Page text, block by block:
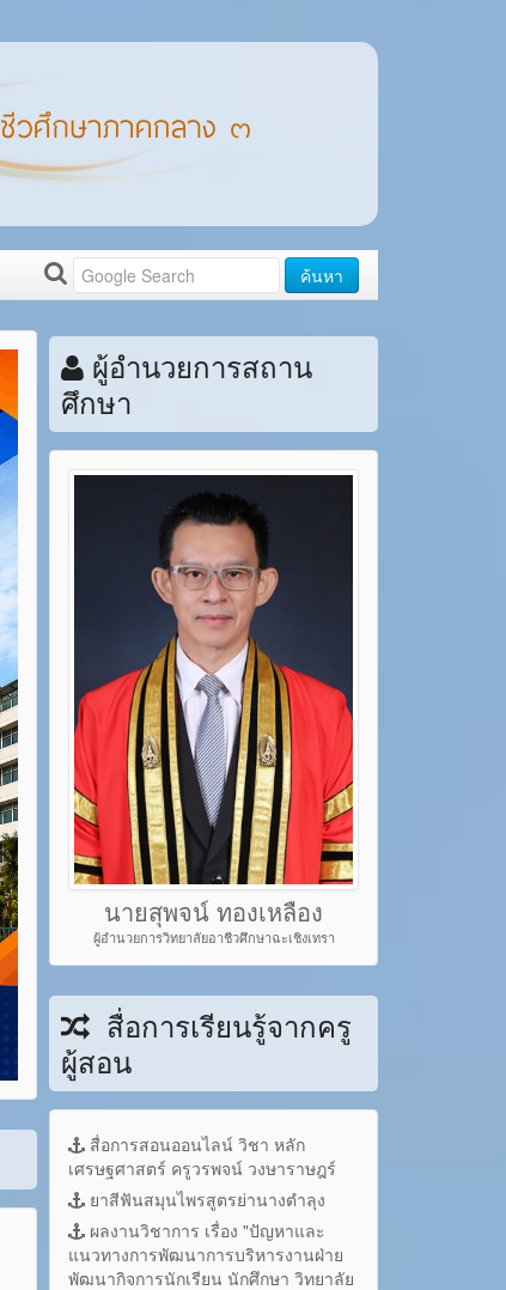
ค้นหา
23
ผู้อำนวยการสถาน
ศึกษา
นายสุพจน์ ทองเหลือง
ผู้อำนวยการวิทยาลัยอาชีวศึกษาฉะเชิงเทรา
สื่อการเรียนรู้จากครู
ผู้สอน
สื่อการสอนออนไลน์ วิชา หลัก
เศรษฐศาสตร์ ครูวรพจน์ วงษาราษฎร์
ยาสีฟันสมุนไพรสูตรย่านางตำลุง
ผลงานวิชาการ เรื่อง "ปัญหาและ
แนวทางการพัฒนาการบริหารงานฝ่าย
พัฒนากิจการนักเรียน นักศึกษา วิทยาลัย